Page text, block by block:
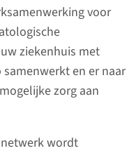
voor
ziekenhuis met
en er naar
zorg aan
wordt